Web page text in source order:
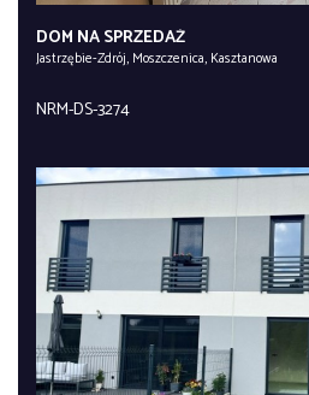
DOM NA SPRZEDAŻ
Jastrzębie-Zdrój, Moszczenica, Kasztanowa
NRM-DS-3274